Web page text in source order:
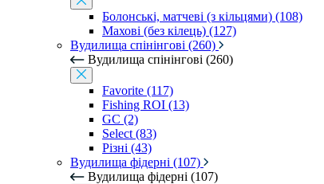
Болонські, матчеві (з кільцями) (108)
Махові (без кілець) (127)
Вудилища спінінгові (260)
Вудилища спінінгові (260)
Favorite (117)
Fishing ROI (13)
GC (2)
Select (83)
Різні (43)
Вудилища фідерні (107)
Вудилища фідерні (107)